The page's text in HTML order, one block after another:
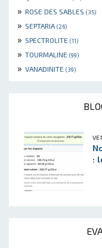
» ROSE DES SABLES (35)
» SEPTARIA (26)
» SPECTROLITE (11)
» TOURMALINE (99)
» VANADINITE (39)
: